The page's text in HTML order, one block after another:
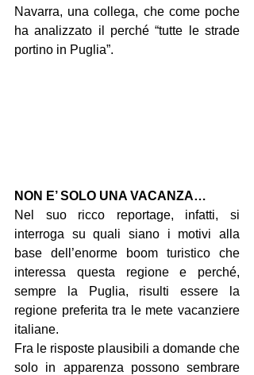
Navarra, una collega, che come poche
ha analizzato il perché “tutte le strade
portino in Puglia”.
NON E’ SOLO UNA VACANZA…
Nel suo ricco reportage, infatti, si
interroga su quali siano i motivi alla
base dell’enorme boom turistico che
interessa questa regione e perché,
sempre la Puglia, risulti essere la
regione preferita tra le mete vacanziere
italiane.
Fra le risposte plausibili a domande che
solo in apparenza possono sembrare